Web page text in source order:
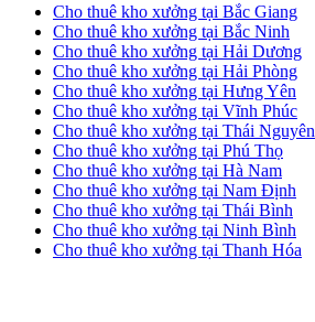
Cho thuê kho xưởng tại Bắc Giang
Cho thuê kho xưởng tại Bắc Ninh
Cho thuê kho xưởng tại Hải Dương
Cho thuê kho xưởng tại Hải Phòng
Cho thuê kho xưởng tại Hưng Yên
Cho thuê kho xưởng tại Vĩnh Phúc
Cho thuê kho xưởng tại Thái Nguyên
Cho thuê kho xưởng tại Phú Thọ
Cho thuê kho xưởng tại Hà Nam
Cho thuê kho xưởng tại Nam Định
Cho thuê kho xưởng tại Thái Bình
Cho thuê kho xưởng tại Ninh Bình
Cho thuê kho xưởng tại Thanh Hóa